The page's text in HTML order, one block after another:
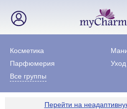
Косметика
Парфюмерия
Все группы
Перейти на